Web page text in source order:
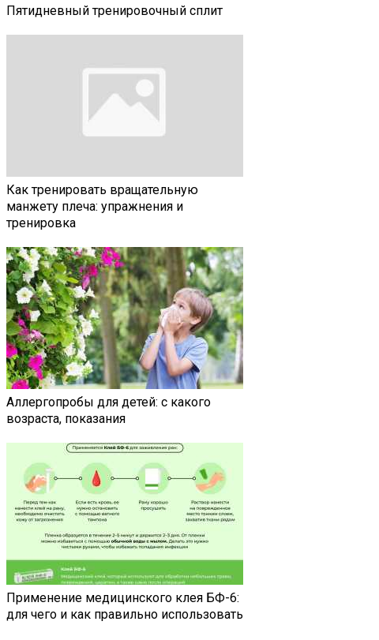
Пятидневный тренировочный сплит
Как тренировать вращательную
манжету плеча: упражнения и
тренировка
Аллергопробы для детей: с какого
возраста, показания
Применение медицинского клея БФ-6:
для чего и как правильно использовать